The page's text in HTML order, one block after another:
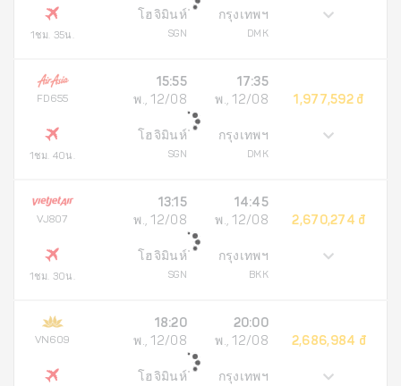
1ชม. 35น.
โฮจิมินห์
SGN
กรุงเทพฯ
DMK
FD655
1ชม. 40น.
15:55
พ., 12/08
โฮจิมินห์
SGN
17:35
พ., 12/08
กรุงเทพฯ
DMK
1,977,592 đ
VJ807
1ชม. 30น.
13:15
พ., 12/08
โฮจิมินห์
SGN
14:45
พ., 12/08
กรุงเทพฯ
BKK
2,670,274 đ
VN609
18:20
พ., 12/08
โฮจิมินห์
20:00
พ., 12/08
กรุงเทพฯ
2,686,984 đ